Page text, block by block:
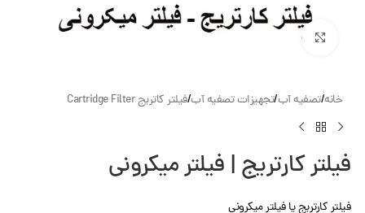
بزرگنمایی تصویر
خانه/تصفیه آب/تجهیزات تصفیه آب/فیلتر کاتریج Cartridge Filter
فیلتر کارتریج | فیلتر میکرونی
فیلتر کارتریج یا فیلتر میکرونی